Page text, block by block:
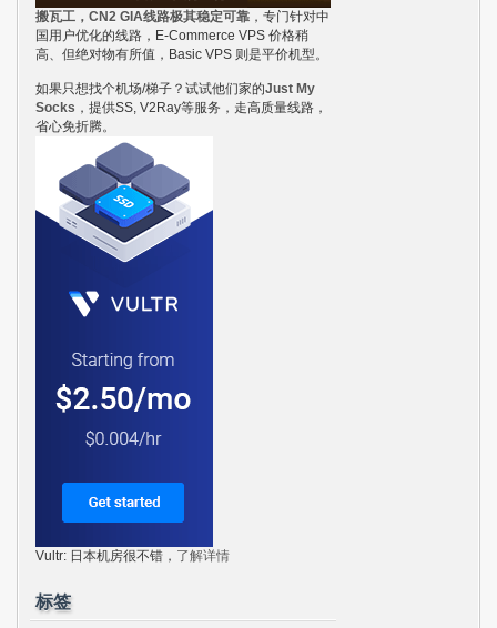
搬瓦工，CN2 GIA线路极其稳定可靠 ，专门针对中
国用户优化的线路，E-Commerce VPS 价格稍
高、但绝对物有所值，Basic VPS 则是平价机型。
如果只想找个机场/梯子？试试他们家的Just My
Socks ，提供SS, V2Ray等服务，走高质量线路，
省心免折腾。
Vultr: 日本机房很不错， 了解详情
标签